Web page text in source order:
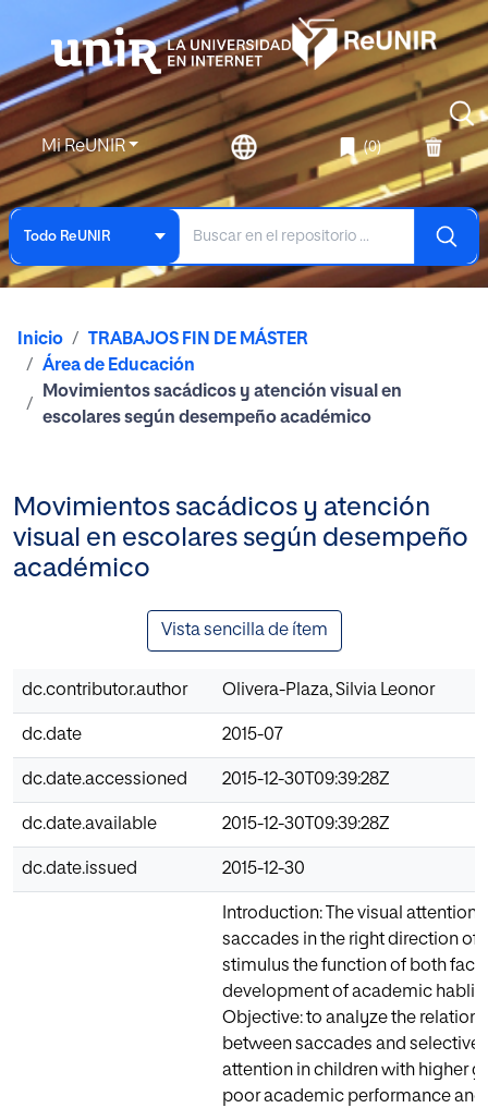
Mi ReUNIR (0)
Todo ReUNIR
Inicio
TRABAJOS FIN DE MÁSTER
Área de Educación
Movimientos sacádicos y atención visual en
escolares según desempeño académico
Movimientos sacádicos y atención
visual en escolares según desempeño
académico
Vista sencilla de ítem
dc.contributor.author Olivera-Plaza, Silvia Leonor
dc.date 2015-07
dc.date.accessioned 2015-12-30T09:39:28Z
dc.date.available 2015-12-30T09:39:28Z
dc.date.issued 2015-12-30
Introduction: The visual attention
saccades in the right direction of
stimulus the function of both
development of academic
Objective: to analyze the
between saccades and selective
attention in children with higher
poor academic performance and